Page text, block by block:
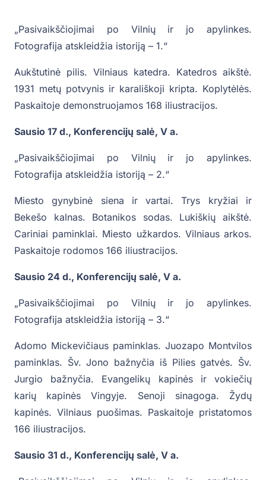
„Pasivaikščiojimai po Vilnių ir jo apylinkes.
Fotografija atskleidžia istoriją – 1.“
Aukštutinė pilis. Vilniaus katedra. Katedros aikštė.
1931 metų potvynis ir karališkoji kripta. Koplytėlės.
Paskaitoje demonstruojamos 168 iliustracijos.
Sausio 17 d., Konferencijų salė, V a.
„Pasivaikščiojimai po Vilnių ir jo apylinkes.
Fotografija atskleidžia istoriją – 2.“
Miesto gynybinė siena ir vartai. Trys kryžiai ir
Bekešo kalnas. Botanikos sodas. Lukiškių aikštė.
Cariniai paminklai. Miesto užkardos. Vilniaus arkos.
Paskaitoje rodomos 166 iliustracijos.
Sausio 24 d., Konferencijų salė, V a.
„Pasivaikščiojimai po Vilnių ir jo apylinkes.
Fotografija atskleidžia istoriją – 3.“
Adomo Mickevičiaus paminklas. Juozapo Montvilos
paminklas. Šv. Jono bažnyčia iš Pilies gatvės. Šv.
Jurgio bažnyčia. Evangelikų kapinės ir vokiečių
karių kapinės Vingyje. Senoji sinagoga. Žydų
kapinės. Vilniaus puošimas. Paskaitoje pristatomos
166 iliustracijos.
Sausio 31 d., Konferencijų salė, V a.